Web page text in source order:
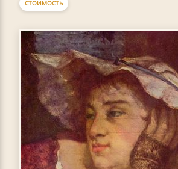
СТОИМОСТЬ